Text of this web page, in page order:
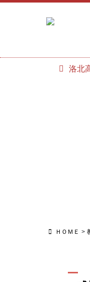
洛北
ＨＯＭＥ >